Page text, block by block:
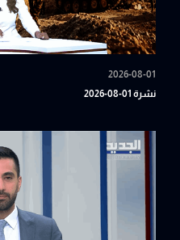
2026-08-01
نشرة 01-08-2026